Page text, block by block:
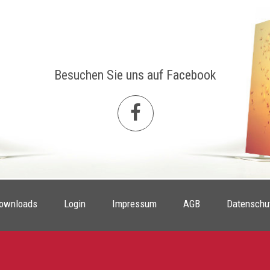
Besuchen Sie uns auf Facebook
Login Impressum AGB